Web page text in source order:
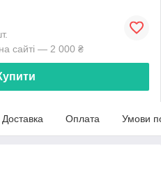
сайті — 2 000 ₴
Доставка Оплата Умови